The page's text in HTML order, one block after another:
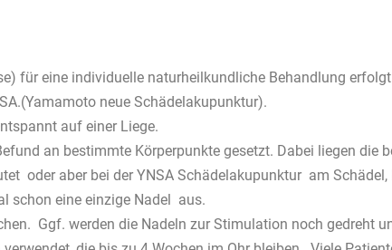
für eine individuelle naturheilkundliche Behandlung
neue Schädelakupunktur).
auf einer Liege.
an bestimmte Körperpunkte gesetzt. Dabei liegen die
oder aber bei der YNSA Schädelakupunktur am
schon eine einzige Nadel aus.
Ggf. werden die Nadeln zur Stimulation noch gedreht